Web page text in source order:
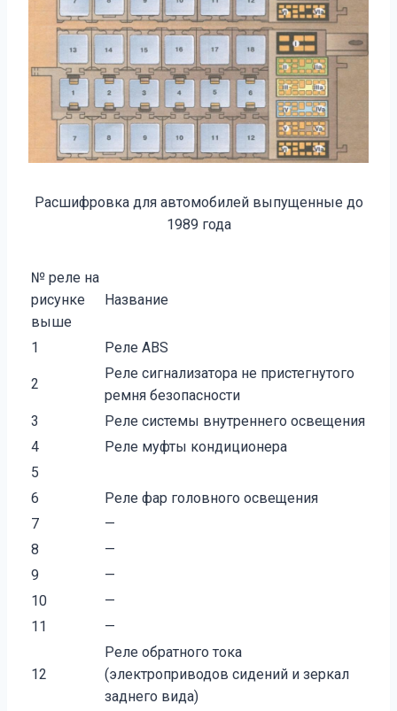
Расшифровка для автомобилей выпущенные до
1989 года
№ реле на
рисунке
выше
Название
1 Реле ABS
2
Реле сигнализатора не пристегнутого
ремня безопас­ности
3
Реле системы внутреннего освещения
4
Реле муфты кондиционера
5
6
Реле фар головного освещения
7
—
8
—
9
—
10
—
11
—
12
Реле обратного тока
(электроприводов сидений и зеркал
заднего вида)